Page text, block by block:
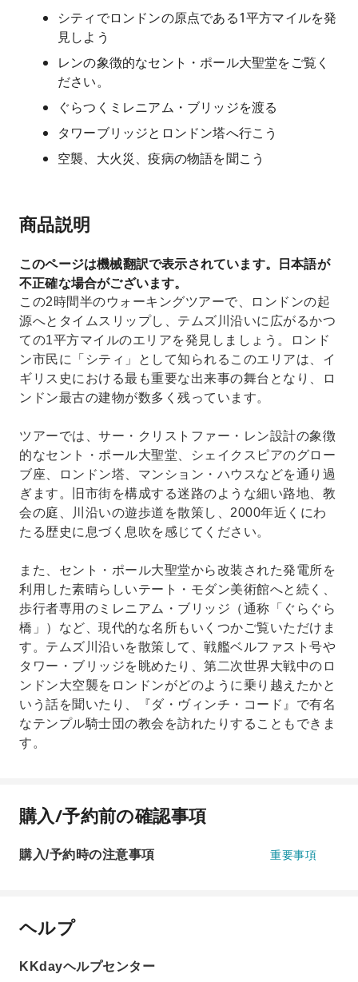
シティでロンドンの原点である1平方マイルを発
見しよう
レンの象徴的なセント・ポール大聖堂をご覧く
ださい。
ぐらつくミレニアム・ブリッジを渡る
タワーブリッジとロンドン塔へ行こう
空襲、大火災、疫病の物語を聞こう
商品説明
このページは機械翻訳で表示されています。日本語が
不正確な場合がございます。
この2時間半のウォーキングツアーで、ロンドンの起
源へとタイムスリップし、テムズ川沿いに広がるかつ
ての1平方マイルのエリアを発見しましょう。ロンド
ン市民に「シティ」として知られるこのエリアは、イ
ギリス史における最も重要な出来事の舞台となり、ロ
ンドン最古の建物が数多く残っています。
ツアーでは、サー・クリストファー・レン設計の象徴
的なセント・ポール大聖堂、シェイクスピアのグロー
ブ座、ロンドン塔、マンション・ハウスなどを通り過
ぎます。旧市街を構成する迷路のような細い路地、教
会の庭、川沿いの遊歩道を散策し、2000年近くにわ
たる歴史に息づく息吹を感じてください。
また、セント・ポール大聖堂から改装された発電所を
利用した素晴らしいテート・モダン美術館へと続く、
歩行者専用のミレニアム・ブリッジ（通称「ぐらぐら
橋​​」）など、現代的な名所もいくつかご覧いただけま
す。テムズ川沿いを散策して、戦艦ベルファスト号や
タワー・ブリッジを眺めたり、第二次世界大戦中のロ
ンドン大空襲をロンドンがどのように乗り越えたかと
いう話を聞いたり、『ダ・ヴィンチ・コード』で有名
なテンプル騎士団の教会を訪れたりすることもできま
す。
購入/予約前の確認事項
購入/予約時の注意事項 重要事項
ヘルプ
KKdayヘルプセンター